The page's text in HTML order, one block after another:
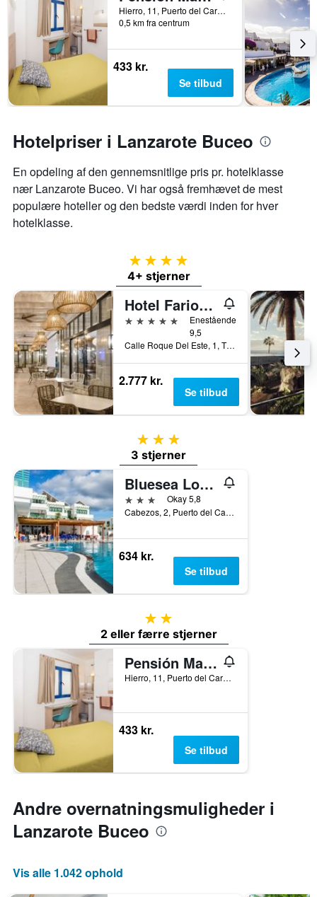
Hierro, 11, Puerto del Carmen, Lanzarote, Spanien
0,5 km fra centrum
433 kr.
Se tilbud
Hotelpriser i Lanzarote Buceo
En opdeling af den gennemsnitlige pris pr. hotelklasse
nær Lanzarote Buceo. Vi har også fremhævet de mest
populære hoteller og den bedste værdi inden for hver
hotelklasse.
4 stjerner
4+ stjerner
Hotel Fariones
5 stjerner
Enestående
9,5
Calle Roque Del Este, 1, Tías, Lanzarote, Spanien
2.777 kr.
Se tilbud
3 stjerner
3 stjerner
Bluesea Los Fiscos
3 stjernerOkay 5,8
Cabezos, 2, Puerto del Carmen, Lanzarote, Spanien
634 kr.
Se tilbud
2 stjerner
2 eller færre stjerner
Pensión Magec
Hierro, 11, Puerto del Carmen, Lanzarote, Spanien
433 kr.
Se tilbud
Andre overnatningsmuligheder i
Lanzarote Buceo
Vis alle 1.042 ophold